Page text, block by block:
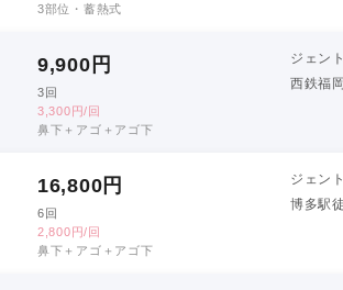
3部位・蓄熱式
9,900 円
3回
3,300円/回
鼻下＋アゴ＋アゴ下
ジェン
西鉄福
16,800 円
6回
2,800円/回
鼻下＋アゴ＋アゴ下
ジェン
博多駅